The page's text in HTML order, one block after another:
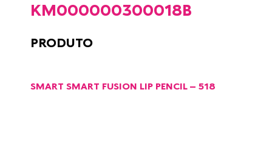
KM000000300018B
PRODUTO
SMART SMART FUSION LIP PENCIL – 518